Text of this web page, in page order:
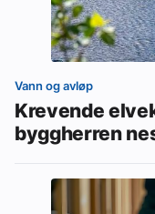
Vann og avløp
Krevende
byggherren